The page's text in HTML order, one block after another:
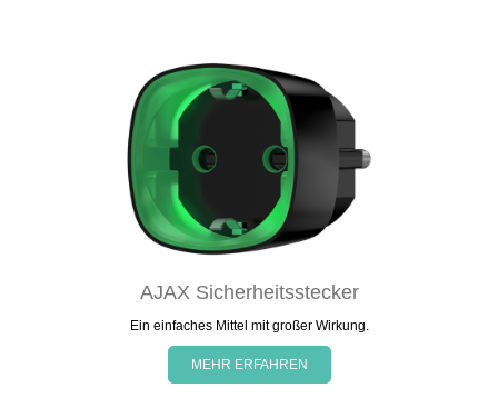
AJAX Sicherheitsstecker
Ein einfaches Mittel mit großer Wirkung.
MEHR ERFAHREN